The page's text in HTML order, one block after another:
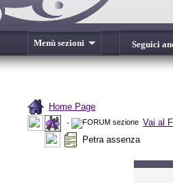
Menù sezioni Seguici
Home Page
-
Vai al
Petra assenza